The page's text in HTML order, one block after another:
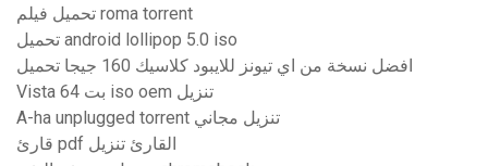
تحميل فيلم roma torrent
تحميل android lollipop 5.0 iso
افضل نسخة من اي تيونز للايبود كلاسيك 160 جيجا تحميل
Vista 64 بت iso oem تنزيل
A-ha unplugged torrent تنزيل مجاني
قارئ pdf القارئ تنزيل